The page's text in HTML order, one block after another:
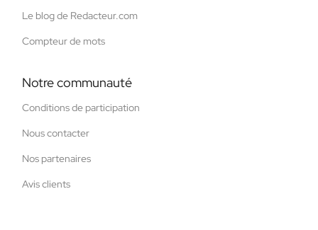
Le blog de Redacteur.com
Compteur de mots
Notre communauté
Conditions de participation
Nous contacter
Nos partenaires
Avis clients